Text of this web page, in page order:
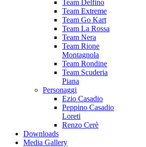
Team Delfino
Team Extreme
Team Go Kart
Team La Rossa
Team Nera
Team Rione
Montagnola
Team Rondine
Team Scuderia
Piana
Personaggi
Ezio Casadio
Peppino Casadio
Loreti
Renzo Cerè
Downloads
Media Gallery